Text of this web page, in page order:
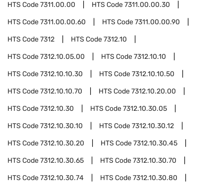
HTS Code7311.00.00 HTS Code7311.00.00.30
HTS Code7311.00.00.60 HTS Code7311.00.00.90
HTS Code7312 HTS Code7312.10
HTS Code7312.10.05.00 HTS Code7312.10.10
HTS Code7312.10.10.30 HTS Code7312.10.10.50
HTS Code7312.10.10.70 HTS Code7312.10.20.00
HTS Code7312.10.30 HTS Code7312.10.30.05
HTS Code7312.10.30.10 HTS Code7312.10.30.12
HTS Code7312.10.30.20 HTS Code7312.10.30.45
HTS Code7312.10.30.65 HTS Code7312.10.30.70
HTS Code7312.10.30.74 HTS Code7312.10.30.80